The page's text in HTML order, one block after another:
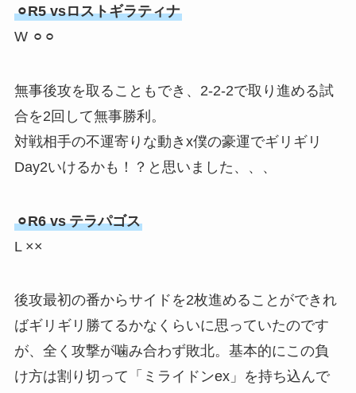
⚪︎R5 vsロストギラティナ
W ⚪︎⚪︎
無事後攻を取ることもでき、2-2-2で取り進める試
合を2回して無事勝利。
対戦相手の不運寄りな動きx僕の豪運でギリギリ
Day2いけるかも！？と思いました、、、
⚪︎R6 vs テラパゴス
L ××
後攻最初の番からサイドを2枚進めることができれ
ばギリギリ勝てるかなくらいに思っていたのです
が、全く攻撃が噛み合わず敗北。基本的にこの負
け方は割り切って「ミライドンex」を持ち込んで